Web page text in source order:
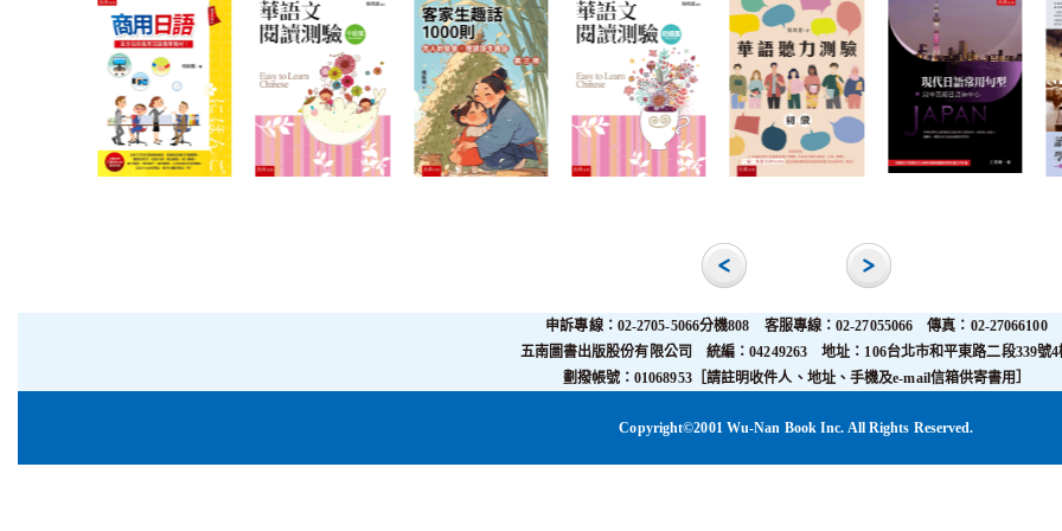
申訴專線：02-2705-5066分機808 客服專線：02-27055066 傳真：02-27066100
五南圖書出版股份有限公司 統編：04249263 地址：106台北市和平東路二段339號4
劃撥帳號：01068953［請註明收件人、地址、手機及e-mail信箱供寄書用］
Copyright©2001 Wu-Nan Book Inc. All Rights Reserved.